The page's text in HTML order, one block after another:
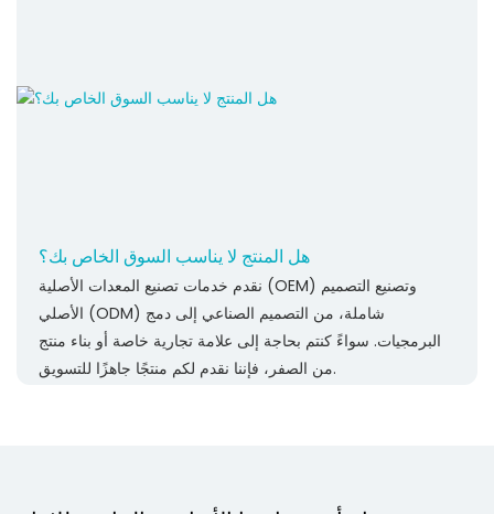
هل المنتج لا يناسب السوق الخاص بك؟
نقدم خدمات تصنيع المعدات الأصلية (OEM) وتصنيع التصميم
الأصلي (ODM) شاملة، من التصميم الصناعي إلى دمج
البرمجيات. سواءً كنتم بحاجة إلى علامة تجارية خاصة أو بناء منتج
من الصفر، فإننا نقدم لكم منتجًا جاهزًا للتسويق.